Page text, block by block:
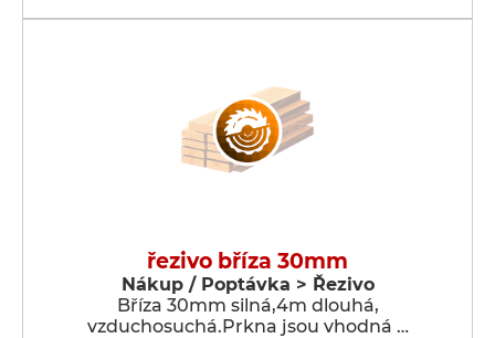
řezivo bříza 30mm
Nákup / Poptávka > Řezivo
Bříza 30mm silná,4m dlouhá,
vzduchosuchá.Prkna jsou vhodná …